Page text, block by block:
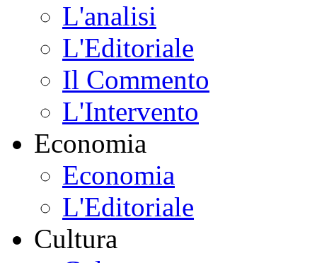
L'analisi
L'Editoriale
Il Commento
L'Intervento
Economia
Economia
L'Editoriale
Cultura